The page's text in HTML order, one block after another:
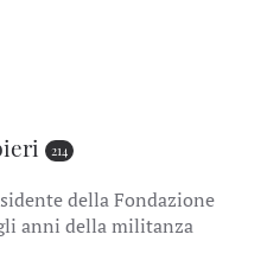
214
della Fondazione
anni della militanza